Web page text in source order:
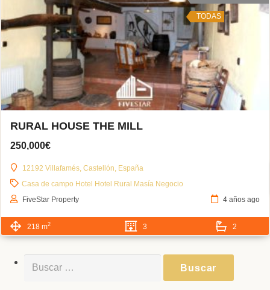
TODAS
RURAL HOUSE THE MILL
250,000€
12192 Villafamés, Castellón, España
Casa de campo Hotel Hotel Rural Masía Negocio
FiveStar Property
4 años ago
218 m2 3 2
Buscar: